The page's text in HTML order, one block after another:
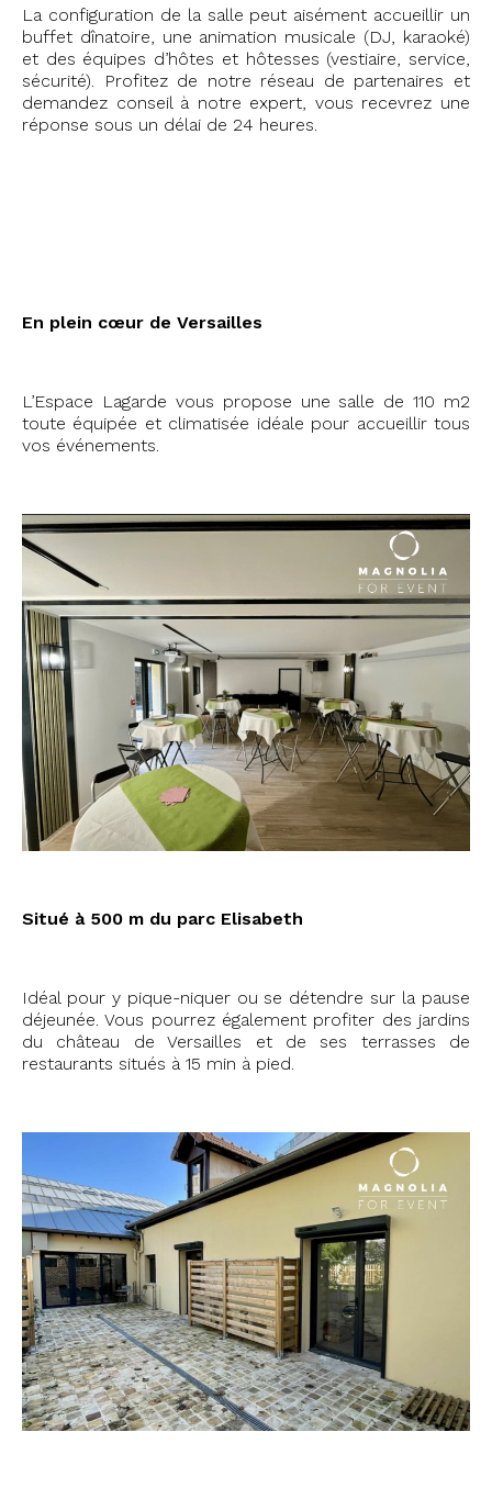
La configuration de la salle peut aisément accueillir un
buffet dînatoire, une animation musicale (DJ, karaoké)
et des équipes d’hôtes et hôtesses (vestiaire, service,
sécurité).
Profitez de notre réseau de partenaires et
demandez conseil à notre expert, vous recevrez une
réponse sous un délai de 24 heures.
En plein cœur de Versailles
L’Espace Lagarde vous propose une salle de 110 m2
toute équipée et climatisée idéale pour accueillir tous
vos événements.
Situé à 500 m du parc Elisabeth
Idéal pour y pique-niquer ou se détendre sur la pause
déjeunée. Vous pourrez également profiter des jardins
du château de Versailles et de ses terrasses de
restaurants situés à 15 min à pied.